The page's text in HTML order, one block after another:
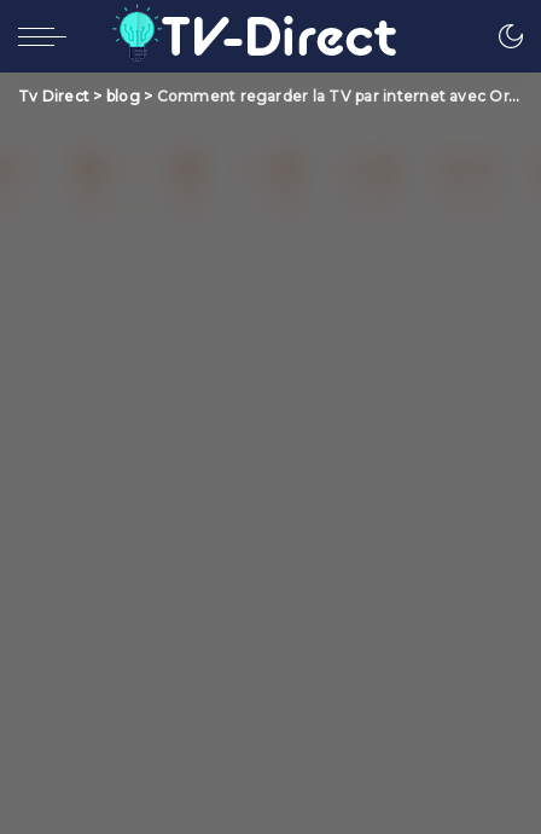
Tv Direct > blog> Comment regarder la TV par internet avec Orange ?